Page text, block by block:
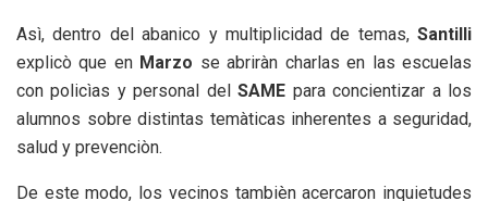
Asì, dentro del abanico y multiplicidad de temas, Santilli
explicò que en Marzo se abriràn charlas en las escuelas
con policìas y personal delSAME para concientizar a los
alumnos sobre distintas temàticas inherentes a seguridad,
salud y prevenciòn.
De este modo, los vecinos tambièn acercaron inquietudes